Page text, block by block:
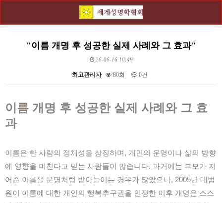
"이름 개명 후 성공한 실제 사례와 그 효과"
26-06-16 10:49
최고관리자 80회 0건
이름 개명 후 성공한 실제 사례와 그 효
과
이름은 한 사람의 정체성을 상징하며, 개인의 운명이나 삶의 방향
에 영향을 미친다고 믿는 사람들이 많습니다. 과거에는 부모가 지
어준 이름을 운명처럼 받아들이는 경우가 많았으나, 2005년 대법
원이 이름에 대한 개인의 행복추구권을 인정한 이후 개명은 스스